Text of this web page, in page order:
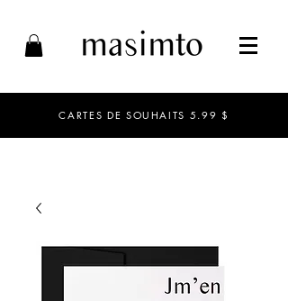
CARTES DE SOUHAITS 5.99 $